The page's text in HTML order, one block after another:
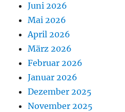
Juni 2026
Mai 2026
April 2026
März 2026
Februar 2026
Januar 2026
Dezember 2025
November 2025